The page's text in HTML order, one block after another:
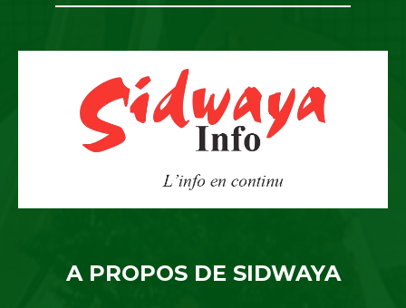
A PROPOS DE SIDWAYA